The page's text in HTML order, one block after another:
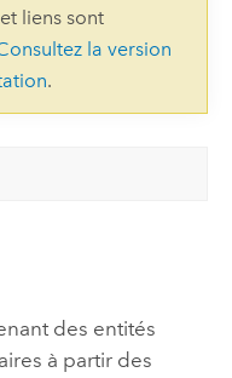
liens sont
la version
.
des entités
à partir des